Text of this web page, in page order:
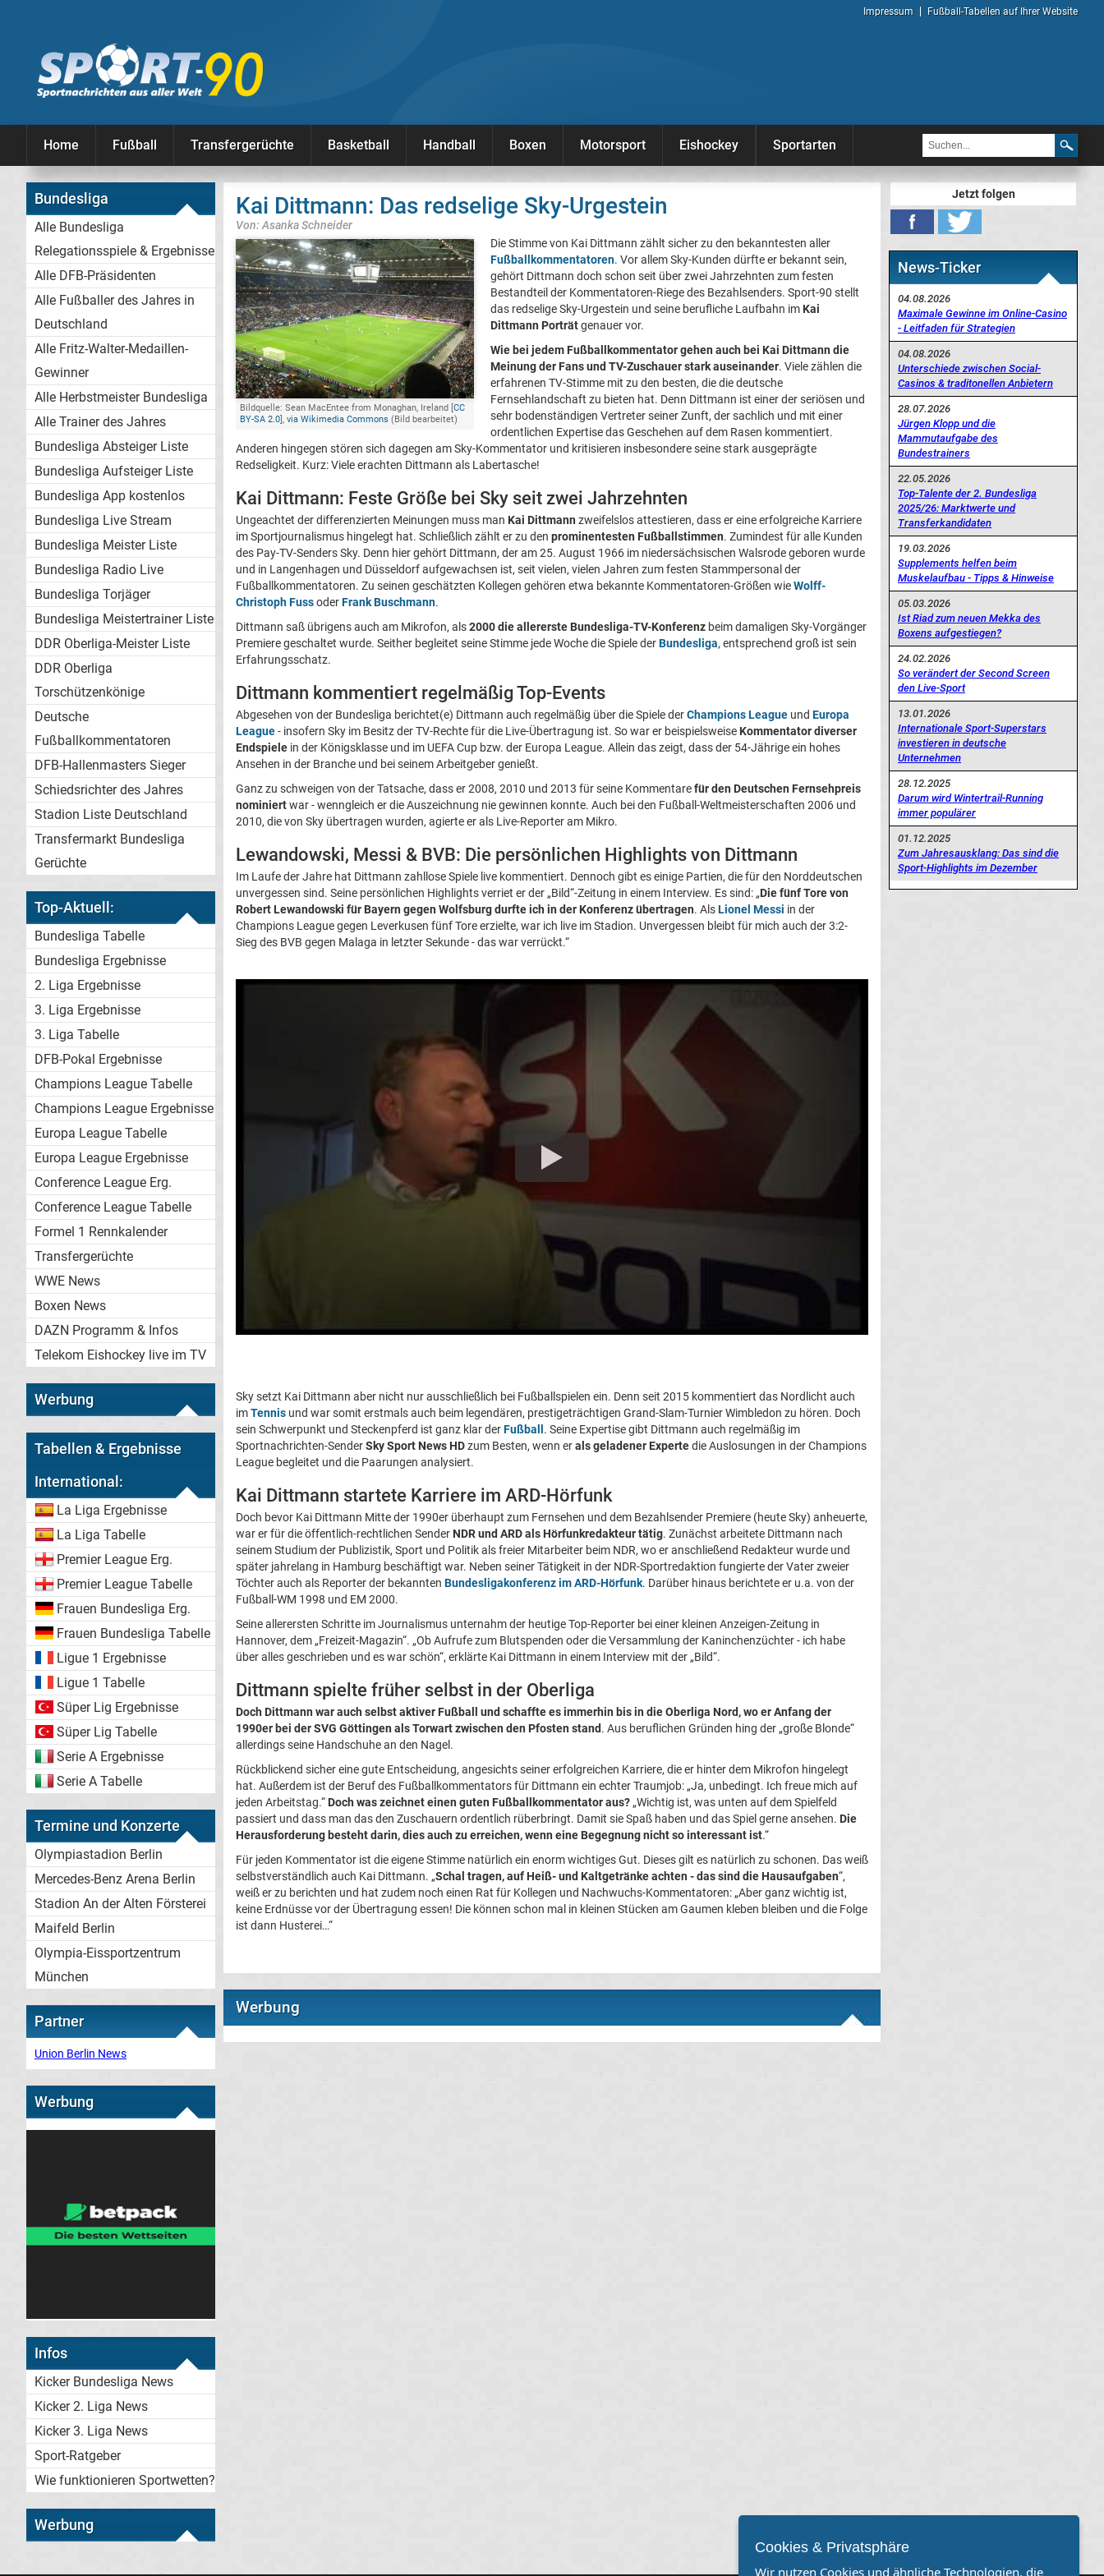
Impressum Fußball-Tabellen auf Ihrer Website
Home Fußball Transfergerüchte Basketball Handball Boxen Motorsport Eishockey Sportarten
Bundesliga
Alle Bundesliga
Relegationsspiele & Ergebnisse
Alle DFB-Präsidenten
Alle Fußballer des Jahres in
Deutschland
Alle Fritz-Walter-Medaillen-
Gewinner
Alle Herbstmeister Bundesliga
Alle Trainer des Jahres
Bundesliga Absteiger Liste
Bundesliga Aufsteiger Liste
Bundesliga App kostenlos
Bundesliga Live Stream
Bundesliga Meister Liste
Bundesliga Radio Live
Bundesliga Torjäger
Bundesliga Meistertrainer Liste
DDR Oberliga-Meister Liste
DDR Oberliga
Torschützenkönige
Deutsche
Fußballkommentatoren
DFB-Hallenmasters Sieger
Schiedsrichter des Jahres
Stadion Liste Deutschland
Transfermarkt Bundesliga
Gerüchte
Top-Aktuell:
Bundesliga Tabelle
Bundesliga Ergebnisse
2. Liga Ergebnisse
3. Liga Ergebnisse
3. Liga Tabelle
DFB-Pokal Ergebnisse
Champions League Tabelle
Champions League Ergebnisse
Europa League Tabelle
Europa League Ergebnisse
Conference League Erg.
Conference League Tabelle
Formel 1 Rennkalender
Transfergerüchte
WWE News
Boxen News
DAZN Programm & Infos
Telekom Eishockey live im TV
Werbung
Tabellen & Ergebnisse
International:
La Liga Ergebnisse
La Liga Tabelle
Premier League Erg.
Premier League Tabelle
Frauen Bundesliga Erg.
Frauen Bundesliga Tabelle
Ligue 1 Ergebnisse
Ligue 1 Tabelle
Süper Lig Ergebnisse
Süper Lig Tabelle
Serie A Ergebnisse
Serie A Tabelle
Termine und Konzerte
Olympiastadion Berlin
Mercedes-Benz Arena Berlin
Stadion An der Alten Försterei
Maifeld Berlin
Olympia-Eissportzentrum
München
Partner
Union Berlin News
Werbung
Infos
Kicker Bundesliga News
Kicker 2. Liga News
Kicker 3. Liga News
Sport-Ratgeber
Wie funktionieren Sportwetten?
Werbung
Kai Dittmann: Das redselige Sky-Urgestein
Von: Asanka Schneider
Bildquelle: Sean MacEntee from Monaghan, Ireland [CC
BY-SA 2.0], via Wikimedia Commons (Bild bearbeitet)
Die Stimme von Kai Dittmann zählt sicher zu den bekanntesten aller
Fußballkommentatoren. Vor allem Sky-Kunden dürfte er bekannt sein,
gehört Dittmann doch schon seit über zwei Jahrzehnten zum festen
Bestandteil der Kommentatoren-Riege des Bezahlsenders. Sport-90 stellt
das redselige Sky-Urgestein und seine berufliche Laufbahn im Kai
Dittmann Porträtgenauer vor.
Wie bei jedem Fußballkommentator gehen auch bei Kai Dittmann die
Meinung der Fans und TV-Zuschauer stark auseinander. Viele zählen die
erfahrenen TV-Stimme mit zu den besten, die die deutsche
Fernsehlandschaft zu bieten hat. Denn Dittmann ist einer der seriösen und
sehr bodenständigen Vertreter seiner Zunft, der sachlich und mit einer
ordentlichen Expertise das Geschehen auf dem Rasen kommentiert.
Anderen hingegen stören sich dagegen am Sky-Kommentator und kritisieren insbesondere seine stark ausgeprägte
Redseligkeit. Kurz: Viele erachten Dittmann als Labertasche!
Kai Dittmann: Feste Größe bei Sky seit zwei Jahrzehnten
Ungeachtet der differenzierten Meinungen muss man Kai Dittmann zweifelslos attestieren, dass er eine erfolgreiche Karriere
im Sportjournalismus hingelegt hat. Schließlich zählt er zu den prominentesten Fußballstimmen. Zumindest für alle Kunden
des Pay-TV-Senders Sky. Denn hier gehört Dittmann, der am 25. August 1966 im niedersächsischen Walsrode geboren wurde
und in Langenhagen und Düsseldorf aufgewachsen ist, seit vielen, vielen Jahren zum festen Stammpersonal der
Fußballkommentatoren. Zu seinen geschätzten Kollegen gehören etwa bekannte Kommentatoren-Größen wieWolff-
Christoph FussoderFrank Buschmann.
Dittmann saß übrigens auch am Mikrofon, als2000 die allererste Bundesliga-TV-Konferenz beim damaligen Sky-Vorgänger
Premiere geschaltet wurde. Seither begleitet seine Stimme jede Woche die Spiele derBundesliga, entsprechend groß ist sein
Erfahrungsschatz.
Dittmann kommentiert regelmäßig Top-Events
Abgesehen von der Bundesliga berichtet(e) Dittmann auch regelmäßig über die Spiele derChampions League und Europa
League- insofern Sky im Besitz der TV-Rechte für die Live-Übertragung ist. So war er beispielsweise Kommentator diverser
Endspiele in der Königsklasse und im UEFA Cup bzw. der Europa League. Allein das zeigt, dass der 54-Jährige ein hohes
Ansehen in der Branche und bei seinem Arbeitgeber genießt.
Ganz zu schweigen von der Tatsache, dass er 2008, 2010 und 2013 für seine Kommentarefür den Deutschen Fernsehpreis
nominiertwar - wenngleich er die Auszeichnung nie gewinnen konnte. Auch bei den Fußball-Weltmeisterschaften 2006 und
2010, die von Sky übertragen wurden, agierte er als Live-Reporter am Mikro.
Lewandowski, Messi & BVB: Die persönlichen Highlights von Dittmann
Im Laufe der Jahre hat Dittmann zahllose Spiele live kommentiert. Dennoch gibt es einige Partien, die für den Norddeutschen
unvergessen sind. Seine persönlichen Highlights verriet er der „Bild“-Zeitung in einem Interview. Es sind: „Die fünf Tore von
Robert Lewandowski für Bayern gegen Wolfsburg durfte ich in der Konferenz übertragen. AlsLionel Messi in der
Champions League gegen Leverkusen fünf Tore erzielte, war ich live im Stadion. Unvergessen bleibt für mich auch der 3:2-
Sieg des BVB gegen Malaga in letzter Sekunde - das war verrückt.“
Sky setzt Kai Dittmann aber nicht nur ausschließlich bei Fußballspielen ein. Denn seit 2015 kommentiert das Nordlicht auch
imTennis und war somit erstmals auch beim legendären, prestigeträchtigen Grand-Slam-Turnier Wimbledon zu hören. Doch
sein Schwerpunkt und Steckenpferd ist ganz klar derFußball . Seine Expertise gibt Dittmann auch regelmäßig im
Sportnachrichten-SenderSky Sport News HDzum Besten, wenn erals geladener Expertedie Auslosungen in der Champions
League begleitet und die Paarungen analysiert.
Kai Dittmann startete Karriere im ARD-Hörfunk
Doch bevor Kai Dittmann Mitte der 1990er überhaupt zum Fernsehen und dem Bezahlsender Premiere (heute Sky) anheuerte,
war er für die öffentlich-rechtlichen Sender NDR und ARD als Hörfunkredakteur tätig. Zunächst arbeitete Dittmann nach
seinem Studium der Publizistik, Sport und Politik als freier Mitarbeiter beim NDR, wo er anschließend Redakteur wurde und
später jahrelang in Hamburg beschäftigt war. Neben seiner Tätigkeit in der NDR-Sportredaktion fungierte der Vater zweier
Töchter auch als Reporter der bekannten Bundesligakonferenz im ARD-Hörfunk. Darüber hinaus berichtete er u.a. von der
Fußball-WM 1998 und EM 2000.
Seine allerersten Schritte im Journalismus unternahm der heutige Top-Reporter bei einer kleinen Anzeigen-Zeitung in
Hannover, dem „Freizeit-Magazin“. „Ob Aufrufe zum Blutspenden oder die Versammlung der Kaninchenzüchter - ich habe
über alles geschrieben und es war schön“, erklärte Kai Dittmann in einem Interview mit der „Bild“.
Dittmann spielte früher selbst in der Oberliga
Doch Dittmann war auch selbst aktiver Fußball und schaffte es immerhin bis in die Oberliga Nord, wo er Anfang der
1990er bei der SVG Göttingen als Torwart zwischen den Pfosten stand. Aus beruflichen Gründen hing der „große Blonde“
allerdings seine Handschuhe an den Nagel.
Rückblickend sicher eine gute Entscheidung, angesichts seiner erfolgreichen Karriere, die er hinter dem Mikrofon hingelegt
hat. Außerdem ist der Beruf des Fußballkommentators für Dittmann ein echter Traumjob: „Ja, unbedingt. Ich freue mich auf
jeden Arbeitstag.“ Doch was zeichnet einen guten Fußballkommentator aus? „Wichtig ist, was unten auf dem Spielfeld
passiert und dass man das den Zuschauern ordentlich rüberbringt. Damit sie Spaß haben und das Spiel gerne ansehen. Die
Herausforderung besteht darin, dies auch zu erreichen, wenn eine Begegnung nicht so interessant ist.“
Für jeden Kommentator ist die eigene Stimme natürlich ein enorm wichtiges Gut. Dieses gilt es natürlich zu schonen. Das weiß
selbstverständlich auch Kai Dittmann. „Schal tragen, auf Heiß- und Kaltgetränke achten - das sind die Hausaufgaben“,
weiß er zu berichten und hat zudem noch einen Rat für Kollegen und Nachwuchs-Kommentatoren: „Aber ganz wichtig ist,
keine Erdnüsse vor der Übertragung essen! Die können schon mal in kleinen Stücken am Gaumen kleben bleiben und die Folge
ist dann Husterei…“
Werbung
Jetzt folgen
News-Ticker
04.08.2026
Maximale Gewinne im Online-Casino
- Leitfaden für Strategien
04.08.2026
Unterschiede zwischen Social-
Casinos & traditonellen Anbietern
28.07.2026
Jürgen Klopp und die
Mammutaufgabe des
Bundestrainers
22.05.2026
Top-Talente der 2. Bundesliga
2025/26: Marktwerte und
Transferkandidaten
19.03.2026
Supplements helfen beim
Muskelaufbau - Tipps & Hinweise
05.03.2026
Ist Riad zum neuen Mekka des
Boxens aufgestiegen?
24.02.2026
So verändert der Second Screen
den Live-Sport
13.01.2026
Internationale Sport-Superstars
investieren in deutsche
Unternehmen
28.12.2025
Darum wird Wintertrail-Running
immer populärer
01.12.2025
Zum Jahresausklang: Das sind die
Sport-Highlights im Dezember
Cookies & Privatsphäre
Wir nutzen Cookies und ähnliche Technologien, die